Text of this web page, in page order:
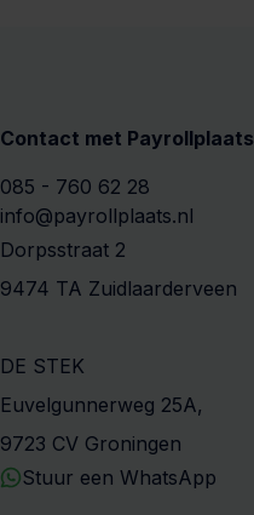
Contact met Payrollplaats
085 - 760 62 28
info@payrollplaats.nl
Dorpsstraat 2
9474 TA Zuidlaarderveen
DE STEK
Euvelgunnerweg 25A,
9723 CV Groningen
Stuur een WhatsApp